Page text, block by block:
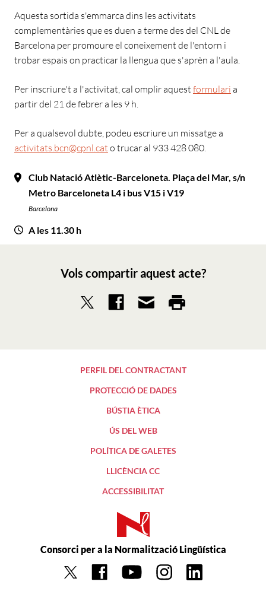
Aquesta sortida s'emmarca dins les activitats
complementàries que es duen a terme des del CNL de
Barcelona per promoure el coneixement de l'entorn i
trobar espais on practicar la llengua que s'aprèn a l'aula.
Per inscriure't a l'activitat, cal omplir aquest formulari a
partir del 21 de febrer a les 9 h.
Per a qualsevol dubte, podeu escriure un missatge a
activitats.bcn@cpnl.cat o trucar al 933 428 080.
Club Natació Atlètic-Barceloneta. Plaça del Mar, s/n
Metro Barceloneta L4 i bus V15 i V19
Barcelona
A les 11.30 h
Vols compartir aquest acte?
PERFIL DEL CONTRACTANT
PROTECCIÓ DE DADES
BÚSTIA ÈTICA
ÚS DEL WEB
POLÍTICA DE GALETES
LLICÈNCIA CC
ACCESSIBILITAT
Consorci per a la Normalització Lingüística